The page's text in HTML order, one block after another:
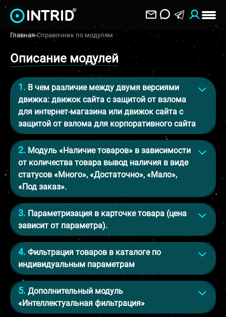
Главная-Справочник по модулям
Описание модулей
В чем различие между двумя версиями
движка: движок сайта с защитой от взлома
для интернет-магазина или движок сайта с
защитой от взлома для корпоративного сайта
Модуль «Наличие товаров» в зависимости
от количества товара вывод наличия в виде
статусов «Много», «Достаточно», «Мало»,
«Под заказ».
Параметризация в карточке товара (цена
зависит от параметра).
Фильтрация товаров в каталоге по
индивидуальным параметрам
Дополнительный модуль
«Интеллектуальная фильтрация»